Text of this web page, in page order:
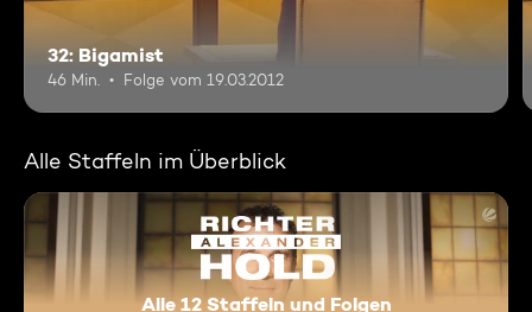
32: Bigamist
46 Min. Folge vom 19.03.2012
Alle Staffeln im Überblick
Alle 12 Staffeln und Folgen